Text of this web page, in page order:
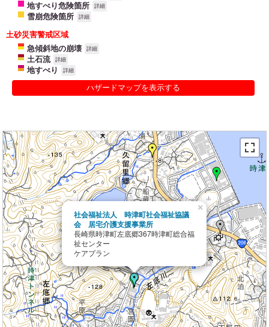
地すべり危険箇所 詳細
雪崩危険箇所 詳細
土砂災害警戒区域
急傾斜地の崩壊
詳細
土石流 詳細
地すべり 詳細
ハザードマップを表示する
社会福祉法人 時津町社会福祉協議
会 居宅介護支援事業所
長崎県時津町左底郷367時津町総合福
祉センター
ケアプラン
×